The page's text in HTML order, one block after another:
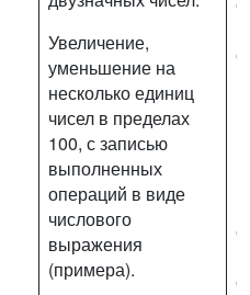
Увеличение,
уменьшение на
несколько единиц
чисел в пределах
100, с записью
выполненных
операций в виде
числового
выражения
(примера).